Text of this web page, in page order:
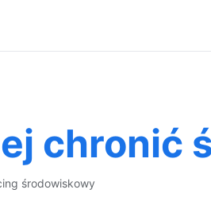
chronić
środowiskowy